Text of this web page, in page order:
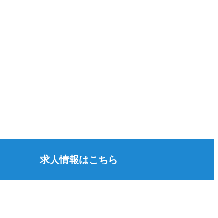
求人情報はこちら